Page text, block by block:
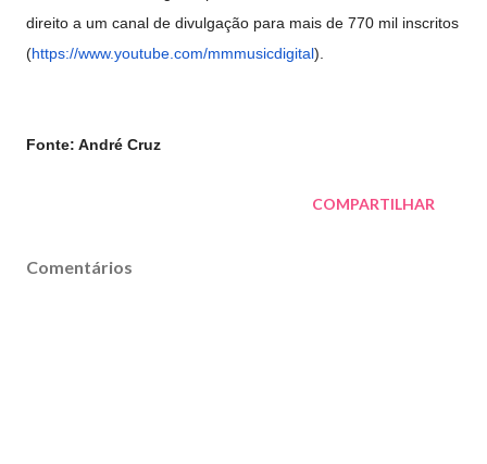
direito a um canal de divulgação para mais de 770 mil inscritos
(https://www.youtube.com/mmmusicdigital).
Fonte: André Cruz
COMPARTILHAR
Comentários